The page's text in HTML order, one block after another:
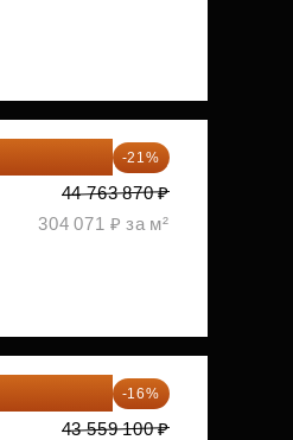
-21%
44 763 870 ₽
304 071 ₽ за м²
-16%
43 559 100 ₽